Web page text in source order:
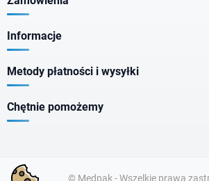
Informacje
Metody płatności i wysyłki
Chętnie pomożemy
© Medpak - Wszelkie prawa